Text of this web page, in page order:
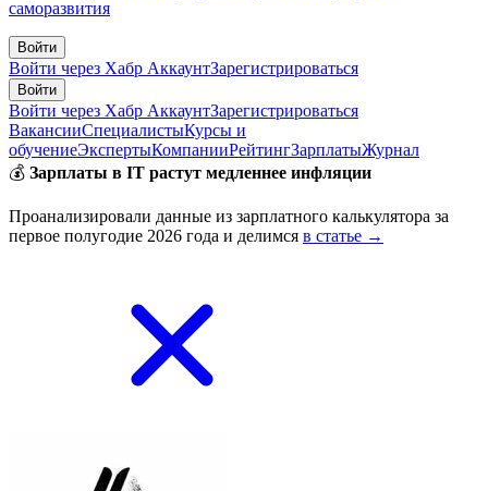
саморазвития
Войти
Войти через Хабр АккаунтЗарегистрироваться
Войти
Войти через Хабр АккаунтЗарегистрироваться
ВакансииСпециалистыКурсы и
обучениеЭкспертыКомпанииРейтингЗарплатыЖурнал
💰 Зарплаты в IT растут медленнее инфляции
Проанализировали данные из зарплатного калькулятора за
первое полугодие 2026 года и делимся в статье →